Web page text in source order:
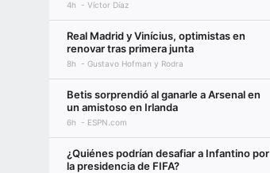
4h Víctor Díaz
Real Madrid y Vinícius, optimistas en
renovar tras primera junta
8h Gustavo Hofman y Rodra
Betis sorprendió al ganarle a Arsenal en
un amistoso en Irlanda
6h ESPN.com
¿Quiénes podrían desafiar a Infantino por
la presidencia de FIFA?